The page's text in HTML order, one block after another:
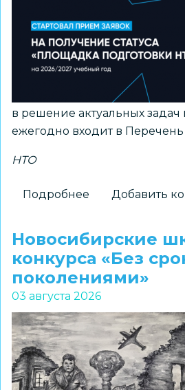
рекомендуемого
перечня
России
в решение актуальных
ежегодно входит в
НТО
Подробнее
на
получение
статуса
«Площадка
НТО»
2026–
2027
учебного
Добавить
Новосибирские
конкурса «Без
поколениями»
03 августа 2026